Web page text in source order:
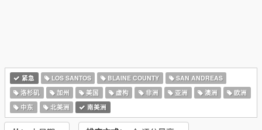
紧急 LOS SANTOS BLAINE COUNTY
SAN ANDREAS
洛杉矶
加州 美国 虚构 非洲 亚洲 澳洲
欧洲
中东
北美洲 南美洲